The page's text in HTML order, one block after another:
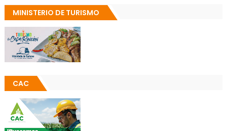
MINISTERIO DE TURISMO
CAC